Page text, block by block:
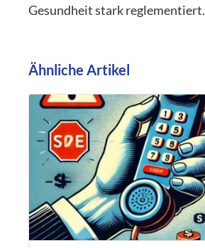
Gesundheit stark reglementiert.
Ähnliche Artikel